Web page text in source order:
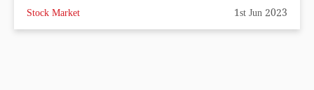
Stock Market 1st Jun 2023